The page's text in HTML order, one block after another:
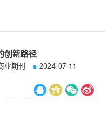
创新路径
业期刊
2024-07-11